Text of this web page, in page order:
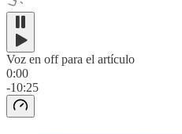
Voz en off para el artículo
0:00
-10:25